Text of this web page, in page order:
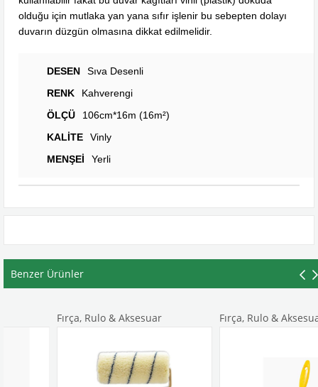
olduğu için mutlaka yan yana sıfır işlenir bu sebepten dolayı
duvarın düzgün olmasına dikkat edilmelidir.
DESEN
Sıva Desenli
RENK
Kahverengi
ÖLÇÜ
106cm*16m (16m²)
KALİTE
Vinly
MENŞEİ
Yerli
Benzer Ürünler
Fırça, Rulo & Aksesuar Fırça, Rulo & Aksesuar